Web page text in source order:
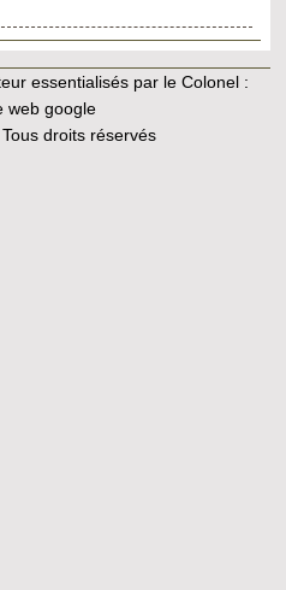
essentialisés par le Colonel :
web google
droits réservés